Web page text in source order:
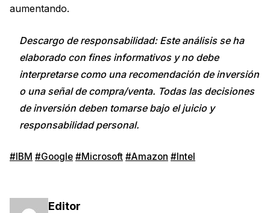
aumentando.
Descargo de responsabilidad: Este análisis se ha
elaborado con fines informativos y no debe
interpretarse como una recomendación de inversión
o una señal de compra/venta. Todas las decisiones
de inversión deben tomarse bajo el juicio y
responsabilidad personal.
#IBM #Google #Microsoft #Amazon #Intel
Editor